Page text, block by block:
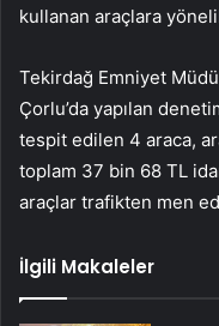
kullanan araçlara
Tekirdağ Emniyet
Çorlu’da yapılan
tespit edilen 4 araca,
toplam 37 bin 68 TL
araçlar trafikten men
İlgili Makaleler